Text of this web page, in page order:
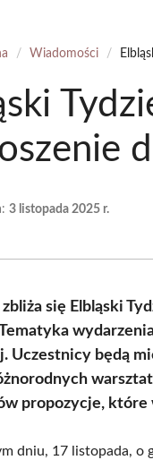
/ Wiadomości /
3 listopada 2025 r.
się Elbląski
Tematyka
Uczestnicy będą
propozycje, które
dniu, 17 listopada, o